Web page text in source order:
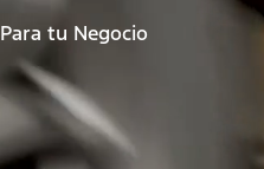
Para tu Negocio